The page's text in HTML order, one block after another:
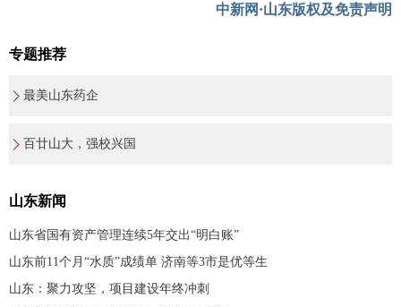
中新网·山东版权及免责声明
专题推荐
最美山东药企
百廿山大，强校兴国
山东新闻
山东省国有资产管理连续5年交出“明白账”
山东前11个月“水质”成绩单 济南等3市是优等生
山东：聚力攻坚，项目建设年终冲刺